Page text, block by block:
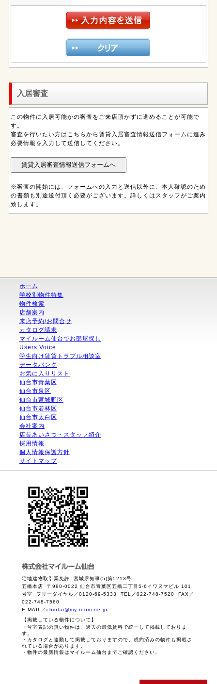
入居審査
この物件に入居可能かの審査をご来店頂かずに進めることが可能で
す。
審査を行いたい方はこちらから賃貸入居審査情報送信フォームに進み
必要情報を入力して送信してください。
※審査の開始には、フォームへの入力と送信以外に、本人確認のため
の書類も別途送付頂く必要がございます。詳しくはスタッフがご案内
致します。
ホーム
学校別物件特集
物件検索
店舗案内
来店予約/お問合せ
カタログ請求
マイルーム仙台でお部屋探し
Users Voice
学生向け賃貸トラブル相談室
データバンク
お気に入りリスト
仙台市青葉区
仙台市泉区
仙台市宮城野区
仙台市若林区
仙台市太白区
会社案内
店長あいさつ・スタッフ紹介
採用情報
個人情報保護方針
サイトマップ
宅地建物取引業免許 宮城県知事(5)第5213号
五橋本店 〒980-0022 仙台市青葉区五橋二丁目5-6イワヌマビル 101
号室 フリーダイヤル／0120-69-5333 TEL／022-748-7520 FAX／
022-748-7560
E-MAIL／chintai@my-room.ne.jp
【掲載している物件について】
・号室表記の無い物件は、過去の最低賃料で統一して掲載しておりま
す。
・カタログと連動して掲載しておりますので、成約済みの物件も掲載さ
れている場合があります。
・物件の最新情報はマイルーム仙台までご確認ください。